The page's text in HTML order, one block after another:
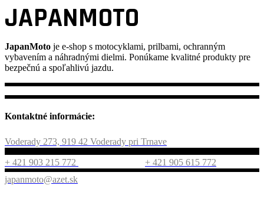
JAPANMOTO
JapanMoto je e-shop s motocyklami, prilbami, ochranným
vybavením a náhradnými dielmi. Ponúkame kvalitné produkty pre
bezpečnú a spoľahlivú jazdu.
Kontaktné informácie:
Voderady 273, 919 42 Voderady pri Trnave
+ 421 903 215 772
+ 421 905 615 772
japanmoto@azet.sk